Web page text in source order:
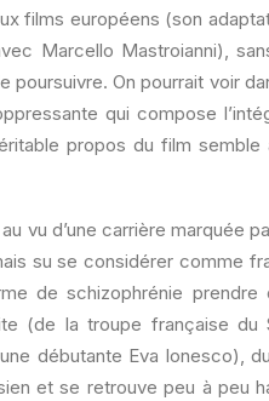
films européens (son
Marcello Mastroianni),
poursuivre. On pourrait voir
qui compose
propos du film
vu d’une carrière marquée
su se considérer comme
de schizophrénie prendre
(de la troupe française
débutante Eva Ionesco),
et se retrouve peu à peu